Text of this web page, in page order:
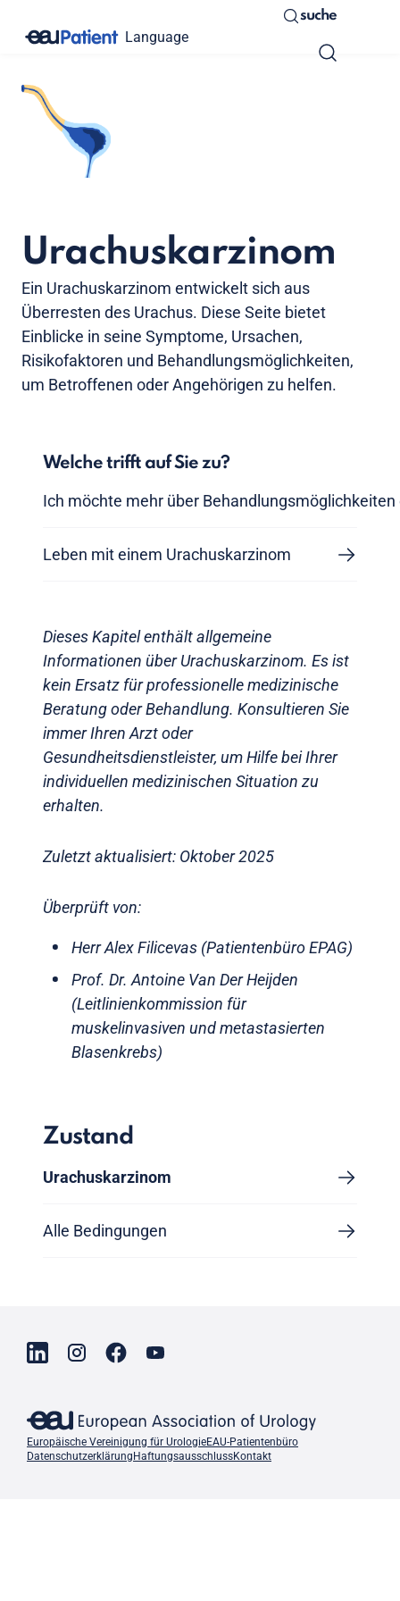
Language
suche
Urachuskarzinom
Ein Urachuskarzinom entwickelt sich aus
Überresten des Urachus. Diese Seite bietet
Einblicke in seine Symptome, Ursachen,
Risikofaktoren und Behandlungsmöglichkeiten,
um Betroffenen oder Angehörigen zu helfen.
Welche trifft auf Sie zu?
Ich möchte mehr über
Leben mit einem Urachuskarzinom
Dieses Kapitel enthält allgemeine
Informationen über Urachuskarzinom. Es ist
kein Ersatz für professionelle medizinische
Beratung oder Behandlung. Konsultieren Sie
immer Ihren Arzt oder
Gesundheitsdienstleister, um Hilfe bei Ihrer
individuellen medizinischen Situation zu
erhalten.
Zuletzt aktualisiert: Oktober 2025
Überprüft von:
Herr Alex Filicevas (Patientenbüro EPAG)
Prof. Dr. Antoine Van Der Heijden
(Leitlinienkommission für
muskelinvasiven und metastasierten
Blasenkrebs)
Zustand
Urachuskarzinom
Alle Bedingungen
Europäische Vereinigung für UrologieEAU-Patientenbüro
Datenschutzerklärung HaftungsausschlussKontakt